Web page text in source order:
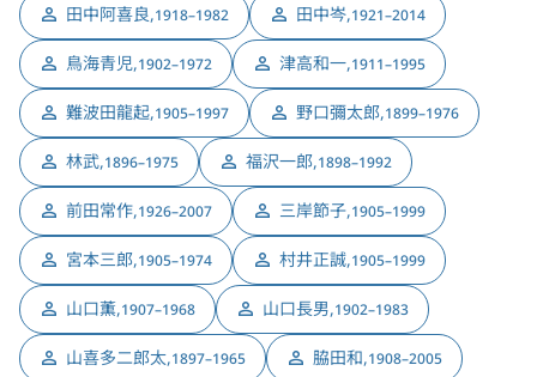
田中阿喜良,1918–1982 田中岑,1921–2014
鳥海青児,1902–1972 津高和一,1911–1995
難波田龍起,1905–1997 野口彌太郎,1899–1976
林武,1896–1975 福沢一郎,1898–1992
前田常作,1926–2007 三岸節子,1905–1999
宮本三郎,1905–1974 村井正誠,1905–1999
山口薫,1907–1968 山口長男,1902–1983
山喜多二郎太,1897–1965 脇田和,1908–2005